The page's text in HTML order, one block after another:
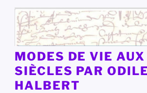
contenu
principal
MODES DE VIE
SIÈCLES PAR ODILE
HALBERT